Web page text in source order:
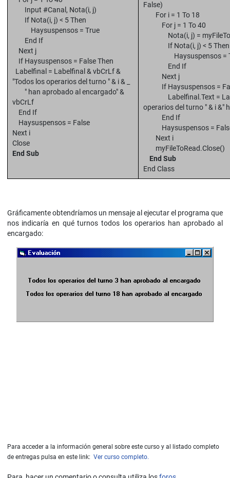
Input #Canal, Nota(i, j)
If Nota(i, j) < 5 Then
Haysuspensos = True
End If
Next j
If Haysuspensos = False Then
Labelfinal = Labelfinal & vbCrLf &
"Todos los operarios del turno " & i & _
" han aprobado al encargado" &
vbCrLf
End If
Haysuspensos = False
Next i
Close
End Sub
False)
For i = 1 To 18
For j = 1 To 40
Nota(i, j) =
If Nota(i, j) < 5 Then
Haysuspensos =
End If
Next j
If Haysuspensos =
Labelfinal.Text =
operarios del turno " & i &"
End If
Haysuspensos =
Next i
myFileToRead.Close()
End Sub
End Class
Gráficamente obtendríamos un mensaje al ejecutar el programa que
nos indicaría en qué turnos todos los operarios han aprobado al
encargado:
Para acceder a la información general sobre este curso y al listado completo
de entregas pulsa en este link: Ver curso completo.